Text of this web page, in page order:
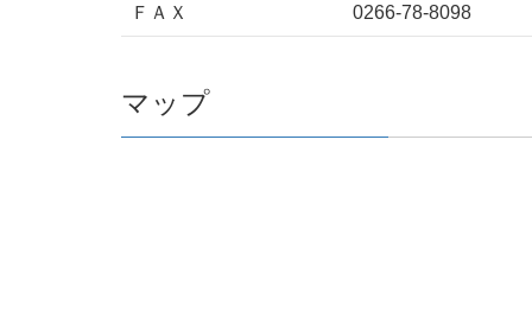
ＦＡＸ 0266-78-8098
マップ